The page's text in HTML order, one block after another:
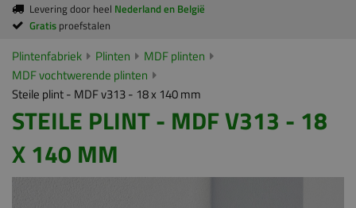
Levering door heel Nederland en België
Gratis proefstalen
Plintenfabriek Plinten
MDF plinten
MDF vochtwerende plinten
Steile plint - MDF v313 - 18 x 140 mm
STEILE PLINT - MDF V313 - 18
X 140 MM